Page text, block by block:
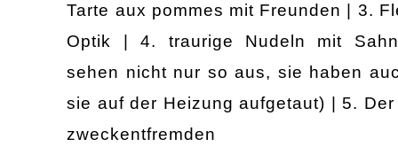
Tarte aux pommes mit Freunden | 3.
Optik | 4. traurige Nudeln mit
sehen nicht nur so aus, sie haben
sie auf der Heizung aufgetaut) | 5.
zweckentfremden